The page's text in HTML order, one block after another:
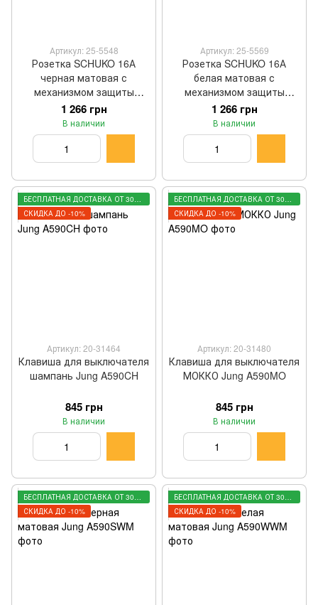
Артикул: 25-5548
Розетка SCHUKO 16А
черная матовая с
механизмом защиты
ребенка Jung
A1520BFKISWM
1 266 грн
В наличии
Артикул: 25-5569
Розетка SCHUKO 16А
белая матовая с
механизмом защиты
ребенка Jung
A1520BFKIWWM
1 266 грн
В наличии
БЕСПЛАТНАЯ ДОСТАВКА ОТ 3000 ГРН
СКИДКА ДО -10%
Артикул: 20-31464
Клавиша для выключателя
шампань Jung A590CH
845 грн
В наличии
БЕСПЛАТНАЯ ДОСТАВКА ОТ 3000 ГРН
СКИДКА ДО -10%
Артикул: 20-31480
Клавиша для выключателя
МОККО Jung A590MO
845 грн
В наличии
БЕСПЛАТНАЯ ДОСТАВКА ОТ 3000 ГРН
СКИДКА ДО -10%
БЕСПЛАТНАЯ ДОСТАВКА ОТ 3000 ГРН
СКИДКА ДО -10%